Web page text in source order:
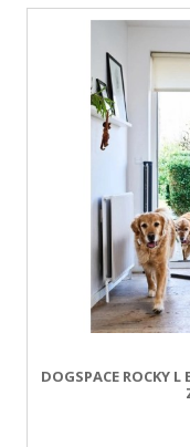
DOGSPACE ROCKY